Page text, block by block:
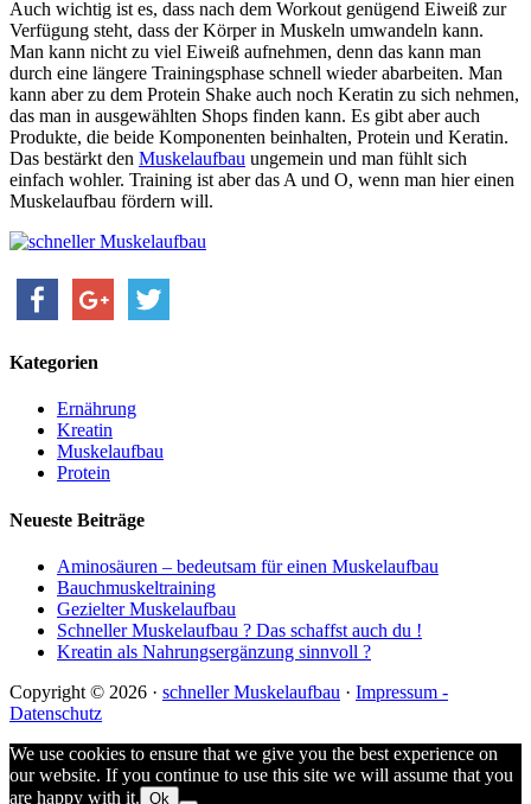
Auch wichtig ist es, dass nach dem Workout genügend Eiweiß zur
Verfügung steht, dass der Körper in Muskeln umwandeln kann.
Man kann nicht zu viel Eiweiß aufnehmen, denn das kann man
durch eine längere Trainingsphase schnell wieder abarbeiten. Man
kann aber zu dem Protein Shake auch noch Keratin zu sich nehmen,
das man in ausgewählten Shops finden kann. Es gibt aber auch
Produkte, die beide Komponenten beinhalten, Protein und Keratin.
Das bestärkt den Muskelaufbau ungemein und man fühlt sich
einfach wohler. Training ist aber das A und O, wenn man hier einen
Muskelaufbau fördern will.
Kategorien
Ernährung
Kreatin
Muskelaufbau
Protein
Neueste Beiträge
Aminosäuren – bedeutsam für einen Muskelaufbau
Bauchmuskeltraining
Gezielter Muskelaufbau
Schneller Muskelaufbau ? Das schaffst auch du !
Kreatin als Nahrungsergänzung sinnvoll ?
Copyright © 2026 · schneller Muskelaufbau · Impressum -
Datenschutz
We use cookies to ensure that we give you the best experience on
our website. If you continue to use this site we will assume that you
are happy with it. Ok